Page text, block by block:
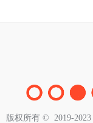
版权所有 ©  2019-2023